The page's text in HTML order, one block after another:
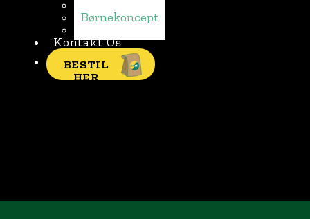
Børnekoncept
Kontakt Os
BESTIL
HER